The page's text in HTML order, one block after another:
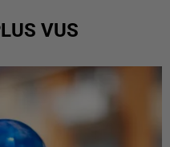
VUS